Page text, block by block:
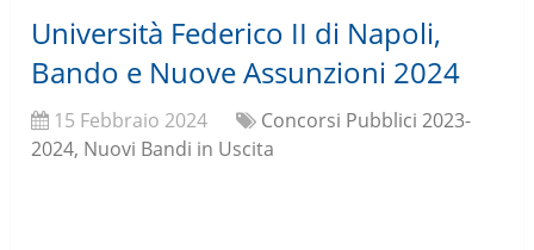
Università Federico II di Napoli,
Bando e Nuove Assunzioni 2024
15 Febbraio 2024
Concorsi Pubblici 2023-
2024, Nuovi Bandi in Uscita